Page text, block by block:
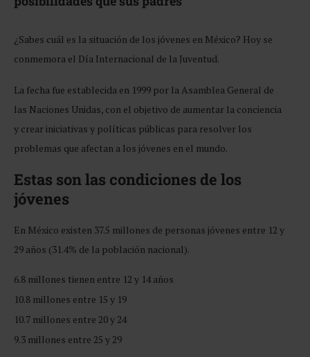
¿Sabes cuál es la situación de los jóvenes en México? Hoy se
conmemora el Día Internacional de la Juventud.
La fecha fue establecida en 1999 por la Asamblea General de
las Naciones Unidas, con el objetivo de aumentar la conciencia
y crear iniciativas y políticas públicas para resolver los
problemas que afectan a los jóvenes en el mundo.
Estas son las condiciones de los
jóvenes
En México existen 37.5 millones de personas jóvenes entre 12 y
29 años (31.4% de la población nacional).
6.8 millones tienen entre 12 y 14 años
10.8 millones entre 15 y 19
10.7 millones entre 20 y 24
9.3 millones entre 25 y 29